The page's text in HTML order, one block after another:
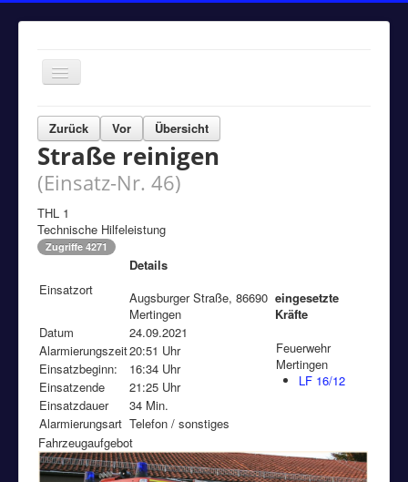
Navigation
an/aus
Home
Einsätze
Aktuelles
Über uns
Fuhrpark
Bürgerinformationen
Impressum
Zurück Vor Übersicht
Straße reinigen
(Einsatz-Nr. 46)
THL 1
Technische Hilfeleistung
Zugriffe 4271
Einsatzort
Details
Augsburger Straße, 86690
Mertingen
Datum
24.09.2021
Alarmierungszeit20:51 Uhr
Einsatzbeginn:
16:34 Uhr
Einsatzende
21:25 Uhr
Einsatzdauer
34 Min.
Alarmierungsart Telefon / sonstiges
eingesetzte
Kräfte
Feuerwehr
Mertingen
LF 16/12
Fahrzeugaufgebot